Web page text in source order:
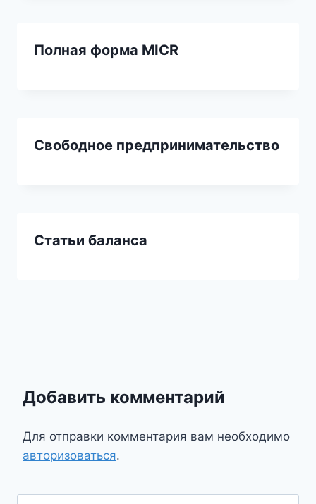
Полная форма MICR
Свободное предпринимательство
Статьи баланса
Добавить комментарий
Для отправки комментария вам необходимо
авторизоваться.